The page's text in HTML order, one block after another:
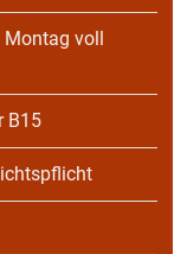
voll
B15